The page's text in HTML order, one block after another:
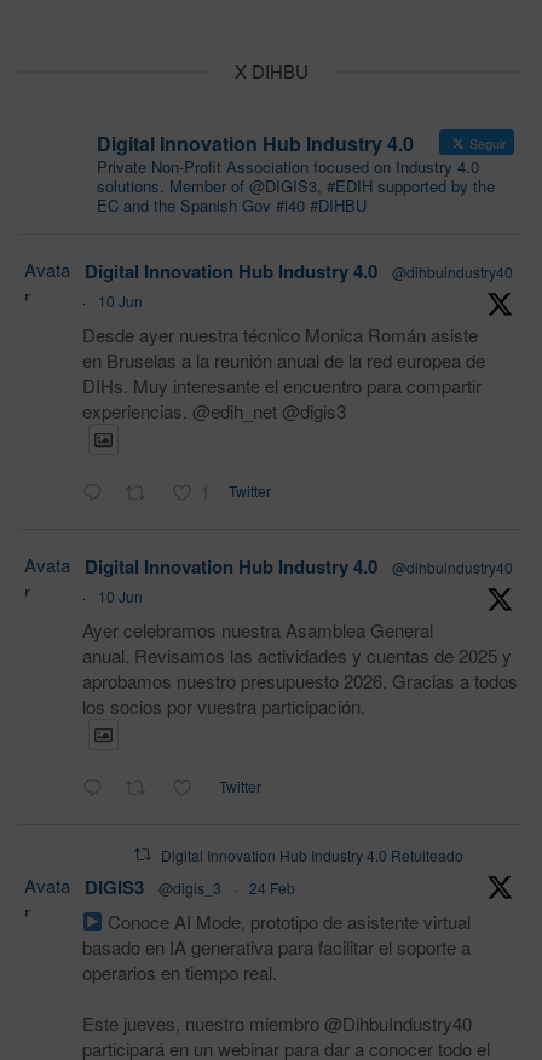
X DIHBU
Digital Innovation Hub Industry 4.0 Seguir
Private Non-Profit Association focused on Industry 4.0
solutions. Member of @DIGIS3, #EDIH supported by the
EC and the Spanish Gov #i40 #DIHBU
Avata
r
Digital Innovation Hub Industry 4.0
@dihbuindustry40
·
10 Jun
Desde ayer nuestra técnico Monica Román asiste
en Bruselas a la reunión anual de la red europea de
DIHs. Muy interesante el encuentro para compartir
experiencias. @edih_net @digis3
1 Twitter
Avata
r
Digital Innovation Hub Industry 4.0
@dihbuindustry40
·
10 Jun
Ayer celebramos nuestra Asamblea General
anual. Revisamos las actividades y cuentas de 2025 y
aprobamos nuestro presupuesto 2026. Gracias a todos
los socios por vuestra participación.
Twitter
Digital Innovation Hub Industry 4.0 Retuiteado
Avata
r
DIGIS3 @digis_3 · 24 Feb
Conoce AI Mode, prototipo de asistente virtual
basado en IA generativa para facilitar el soporte a
operarios en tiempo real.
Este jueves, nuestro miembro @DihbuIndustry40
participará en un webinar para dar a conocer todo el